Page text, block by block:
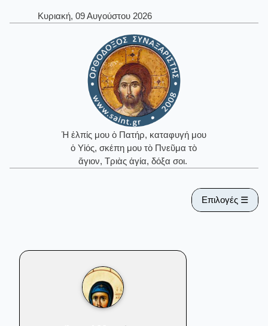
Κυριακή, 09 Αυγούστου 2026
Ἡ ἐλπίς μου ὁ Πατήρ, καταφυγή μου
ὁ Υἱός, σκέπη μου τὸ Πνεῦμα τὸ
ἅγιον, Τριὰς ἁγία, δόξα σοι.
Επιλογές ☰